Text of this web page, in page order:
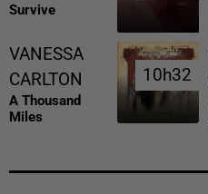
Survive
VANESSA
CARLTON
A Thousand
Miles
10h32
10h32